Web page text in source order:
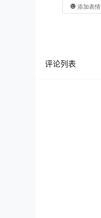
添加表情
评论列表